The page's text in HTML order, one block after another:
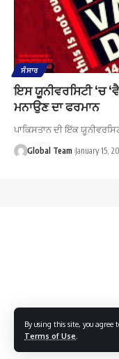
By using this site, you agree
Terms of Use
ਸੰਸਾਰ
ਇਸ ਯੂਨੀਵਰਸਿਟੀ ‘ਚ
ਮਨਾਉਣ ਦਾ ਫਰਮਾਨ
ਪਾਕਿਸਤਾਨ ਦੀ ਇੱਕ
Global Team January 15,